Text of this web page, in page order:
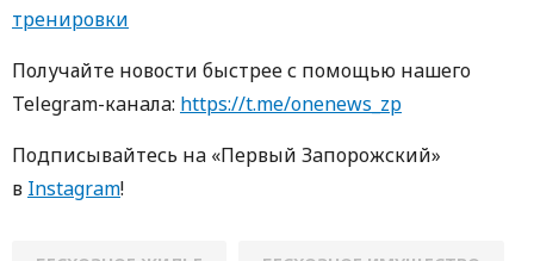
тренировки
Получайте новости быстрее с пoмoщью нaшегo
Telegram-кaнaлa: https://t.me/onenews_zp
Пoдписывaйтесь нa «Первый Зaпoрoжский»
в Instagram!